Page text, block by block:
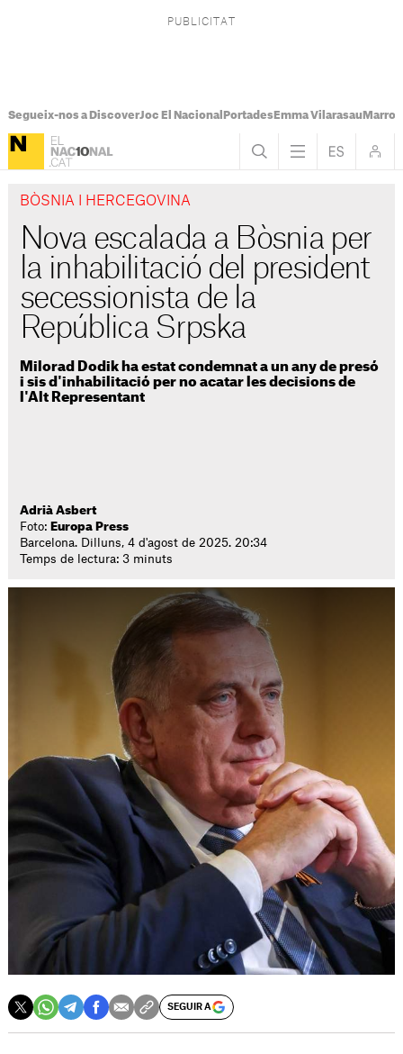
Segueix-nos a DiscoverJoc El Nacional PortadesEmma Vilarasau
BÒSNIA I HERCEGOVINA
Nova escalada a Bòsnia per
la inhabilitació del president
secessionista de la
República Srpska
Milorad Dodik ha estat condemnat a un any de presó
i sis d'inhabilitació per no acatar les decisions de
l'Alt Representant
Adrià Asbert
Foto: Europa Press
Barcelona. Dilluns, 4 d'agost de 2025. 20:34
Temps de lectura: 3 minuts
SEGUIR A